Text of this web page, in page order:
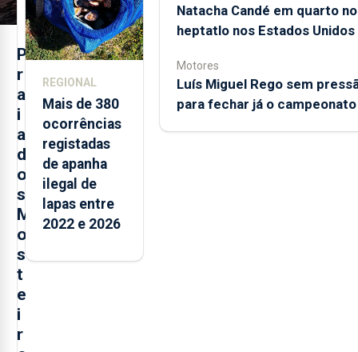
P
r
a
i
a
d
o
s
M
o
s
t
e
i
r
REGIONAL
Mais de 380
ocorrências
registadas
de apanha
ilegal de
lapas entre
2022 e 2026
Natacha Candé em quarto no
heptatlo nos Estados Unidos
Motores
Luís Miguel Rego sem
para fechar já o campeonato